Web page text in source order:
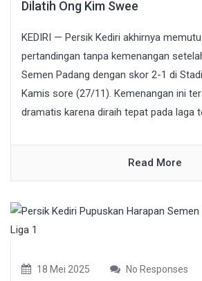
Dilatih Ong Kim Swee
KEDIRI — Persik Kediri akhirnya
pertandingan tanpa kemenangan
Semen Padang dengan skor 2-1 di
Kamis sore (27/11). Kemenangan ini
dramatis karena diraih tepat pada laga
Read More
18 Mei 2025 No Responses